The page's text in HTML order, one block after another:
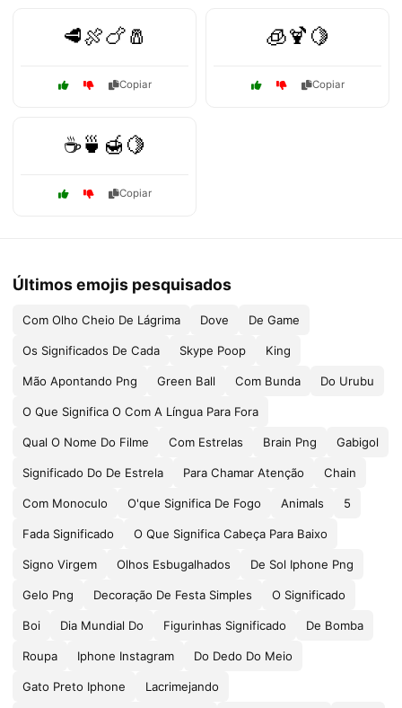
🥩🍖🍗🧂
Copiar
🧊🍹🍋
Copiar
☕🍵🍯🍋
Copiar
Últimos emojis pesquisados
Com Olho Cheio De Lágrima Dove De Game
Os Significados De Cada Skype Poop King
Mão Apontando Png Green Ball Com Bunda Do Urubu
O Que Significa O Com A Língua Para Fora
Qual O Nome Do Filme Com Estrelas Brain Png Gabigol
Significado Do De Estrela Para Chamar Atenção Chain
Com Monoculo O'que Significa De Fogo Animals 5
Fada Significado O Que Significa Cabeça Para Baixo
Signo Virgem Olhos Esbugalhados De Sol Iphone Png
Gelo Png Decoração De Festa Simples O Significado
Boi Dia Mundial Do Figurinhas Significado De Bomba
Roupa Iphone Instagram Do Dedo Do Meio
Gato Preto Iphone Lacrimejando